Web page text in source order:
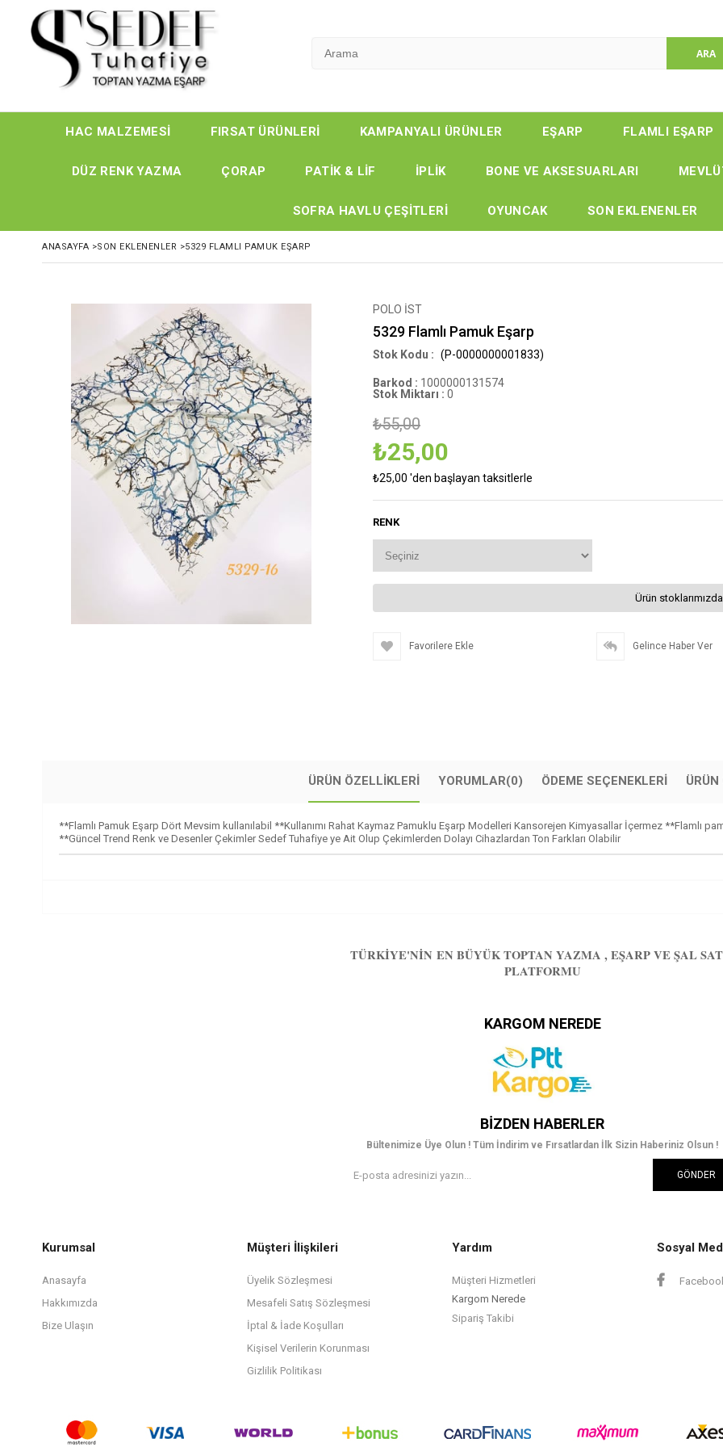
HAC MALZEMESİ FIRSAT ÜRÜNLERİ KAMPANYALI ÜRÜNLER EŞARP FLAMLI EŞARP
DÜZ RENK YAZMA ÇORAP PATİK & LİF İPLİK BONE VE AKSESUARLARI
SOFRA HAVLU ÇEŞİTLERİ OYUNCAK SON EKLENENLER
ANASAYFA >SON EKLENENLER >5329 FLAMLI PAMUK EŞARP
POLO İST
5329 Flamlı Pamuk Eşarp
(P-0000000001833)
Barkod : 1000000131574
Stok Miktarı : 0
₺55,00
₺25,00
₺25,00 'den başlayan taksitlerle
RENK
Ürün
Favorilere Ekle Gelince Haber Ver
ÜRÜN ÖZELLIKLERI YORUMLAR(0) ÖDEME SEÇENEKLERI ÜRÜN
**Flamlı Pamuk Eşarp Dört Mevsim kullanılabil **Kullanımı Rahat Kaymaz Pamuklu Eşarp Modelleri Kansorejen Kimyasallar İçermez **Flamlı
**Güncel Trend Renk ve Desenler Çekimler Sedef Tuhafiye ye Ait Olup Çekimlerden Dolayı Cihazlardan Ton Farkları Olabilir
TÜRKIYE'NIN EN BÜYÜK TOPTAN YAZMA , EŞARP VE ŞAL
PLATFORMU
KARGOM NEREDE
BIZDEN HABERLER
Bültenimize Üye Olun ! Tüm İndirim ve Fırsatlardan İlk Sizin Haberiniz Olsun !
GÖNDER
Kurumsal
Anasayfa
Hakkımızda
Bize Ulaşın
Müşteri İlişkileri
Üyelik Sözleşmesi
Mesafeli Satış Sözleşmesi
İptal & İade Koşulları
Kişisel Verilerin Korunması
Gizlilik Politikası
Yardım
Müşteri Hizmetleri
Kargom Nerede
Sipariş Takibi
Sosyal